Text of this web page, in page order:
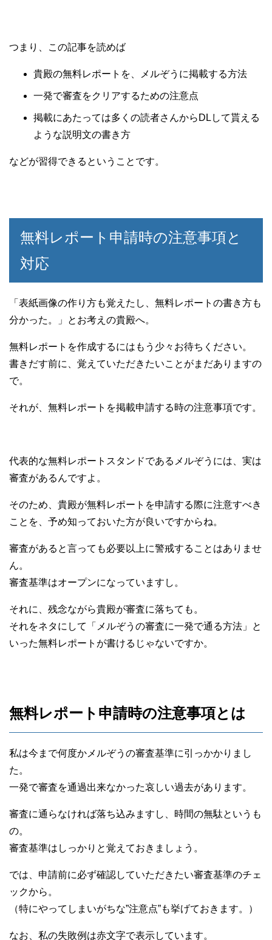
つまり、この記事を読めば
貴殿の無料レポートを、メルぞうに掲載する方法
一発で審査をクリアするための注意点
掲載にあたっては多くの読者さんからDLして貰える
ような説明文の書き方
などが習得できるということです。
無料レポート申請時の注意事項と
対応
「表紙画像の作り方も覚えたし、無料レポートの書き方も
分かった。」とお考えの貴殿へ。
無料レポートを作成するにはもう少々お待ちください。
書きだす前に、覚えていただきたいことがまだありますの
で。
それが、無料レポートを掲載申請する時の注意事項です。
代表的な無料レポートスタンドであるメルぞうには、実は
審査があるんですよ。
そのため、貴殿が無料レポートを申請する際に注意すべき
ことを、予め知っておいた方が良いですからね。
審査があると言っても必要以上に警戒することはありませ
ん。
審査基準はオープンになっていますし。
それに、残念ながら貴殿が審査に落ちても。
それをネタにして「メルぞうの審査に一発で通る方法」と
いった無料レポートが書けるじゃないですか。
無料レポート申請時の注意事項とは
私は今まで何度かメルぞうの審査基準に引っかかりまし
た。
一発で審査を通過出来なかった哀しい過去があります。
審査に通らなければ落ち込みますし、時間の無駄というも
の。
審査基準はしっかりと覚えておきましょう。
では、申請前に必ず確認していただきたい審査基準のチェ
ックから。
（特にやってしまいがちな”注意点”も挙げておきます。）
なお、私の失敗例は赤文字で表示しています。